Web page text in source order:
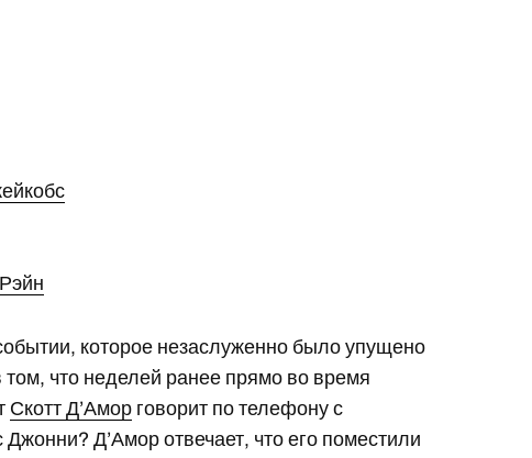
которое незаслуженно было упущено
том, что неделей ранее прямо во время
Скотт Д’Амор говорит по телефону с
Джонни? Д’Амор отвечает, что его поместили